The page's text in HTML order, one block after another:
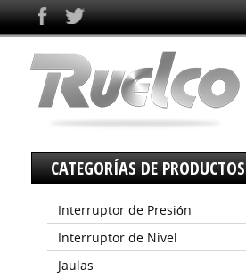
CATEGORÍAS DE PRODUCTOS
Interruptor de Presión
Interruptor de Nivel
Jaulas